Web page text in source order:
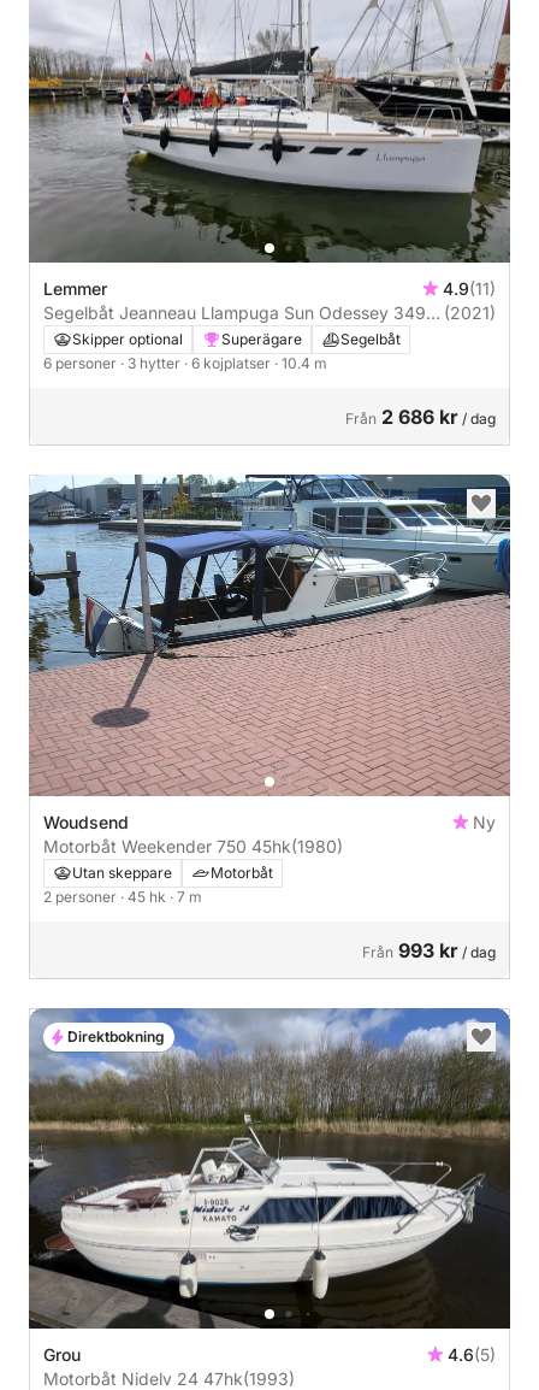
Lemmer 4.9(11)
Segelbåt Jeanneau Llampuga Sun Odessey 349
Limited Edition 10m
(2021)
Skipper optional Superägare
Segelbåt
6 personer · 3 hytter · 6 kojplatser · 10.4 m
Från 2 686 kr / dag
Woudsend
Ny
Motorbåt Weekender 750 45hk(1980)
Utan skeppare
Motorbåt
2 personer · 45 hk · 7 m
Från 993 kr / dag
Grou 4.6(5)
Motorbåt Nidelv 24 47hk(1993)
Direktbokning